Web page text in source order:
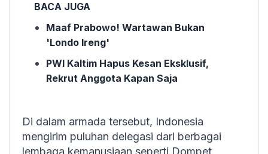
BACA JUGA
Maaf Prabowo! Wartawan Bukan
'Londo Ireng'
PWI Kaltim Hapus Kesan Eksklusif,
Rekrut Anggota Kapan Saja
Di dalam armada tersebut, Indonesia
mengirim puluhan delegasi dari berbagai
lembaga kemanusiaan seperti Dompet